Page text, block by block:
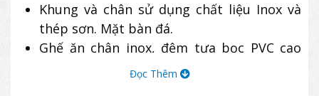
Khung và chân sử dụng chất liệu Inox và
thép sơn. Mặt bàn đá.
Ghế ăn chân inox, đệm tựa bọc PVC cao
Đọc Thêm